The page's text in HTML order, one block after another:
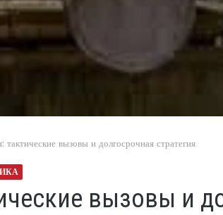
тактические вызовы и долгосрочная стратегия
вызовы и